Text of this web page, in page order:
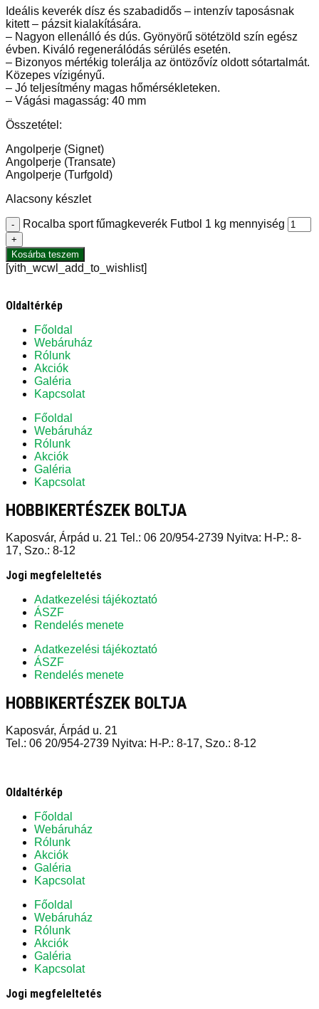
Ideális keverék dísz és szabadidős – intenzív taposásnak
kitett – pázsit kialakítására.
– Nagyon ellenálló és dús. Gyönyörű sötétzöld szín egész
évben. Kiváló regenerálódás sérülés esetén.
– Bizonyos mértékig tolerálja az öntözővíz oldott sótartalmát.
Közepes vízigényű.
– Jó teljesítmény magas hőmérsékleteken.
– Vágási magasság: 40 mm
Összetétel:
Angolperje (Signet)
Angolperje (Transate)
Angolperje (Turfgold)
Alacsony készlet
- Rocalba sport fűmagkeverék Futbol 1 kg mennyiség
+
Kosárba teszem
[yith_wcwl_add_to_wishlist]
Oldaltérkép
Főoldal
Webáruház
Rólunk
Akciók
Galéria
Kapcsolat
Főoldal
Webáruház
Rólunk
Akciók
Galéria
Kapcsolat
HOBBIKERTÉSZEK BOLTJA
Kaposvár, Árpád u. 21 Tel.: 06 20/954-2739 Nyitva: H-P.: 8-
17, Szo.: 8-12
Jogi megfeleltetés
Adatkezelési tájékoztató
ÁSZF
Rendelés menete
Adatkezelési tájékoztató
ÁSZF
Rendelés menete
HOBBIKERTÉSZEK BOLTJA
Kaposvár, Árpád u. 21
Tel.: 06 20/954-2739 Nyitva: H-P.: 8-17, Szo.: 8-12
Oldaltérkép
Főoldal
Webáruház
Rólunk
Akciók
Galéria
Kapcsolat
Főoldal
Webáruház
Rólunk
Akciók
Galéria
Kapcsolat
Jogi megfeleltetés